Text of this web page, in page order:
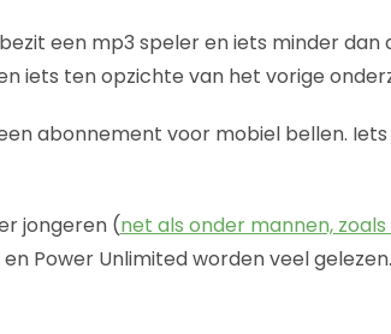
een mp3 speler en iets minder
iets ten opzichte van het vorige
abonnement voor mobiel bellen.
jongeren (net als onder mannen,
Power Unlimited worden veel